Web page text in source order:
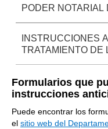
PODER NOTARIAL
INSTRUCCIONES
TRATAMIENTO DE
Formularios que
instrucciones
Puede encontrar los
el sitio web del